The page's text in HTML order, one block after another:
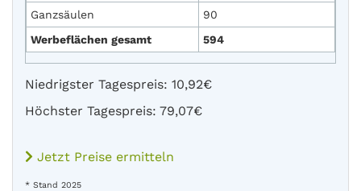
Ganzsäulen
90
Werbeflächen gesamt
594
Niedrigster Tagespreis: 10,92€
Höchster Tagespreis: 79,07€
Jetzt Preise ermitteln
* Stand 2025